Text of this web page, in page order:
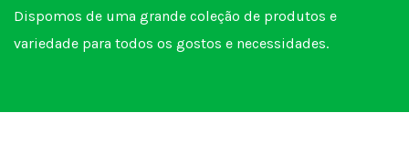
Dispomos de uma grande coleção de produtos e
variedade para todos os gostos e necessidades.